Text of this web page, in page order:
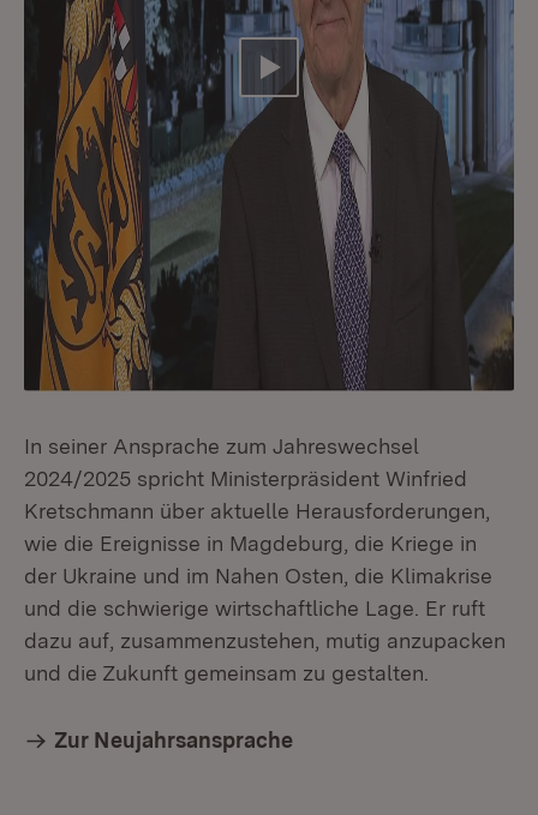
Video abspielen
In seiner Ansprache zum Jahreswechsel
2024/2025 spricht Ministerpräsident Winfried
Kretschmann über aktuelle Herausforderungen,
wie die Ereignisse in Magdeburg, die Kriege in
der Ukraine und im Nahen Osten, die Klimakrise
und die schwierige wirtschaftliche Lage. Er ruft
dazu auf, zusammenzustehen, mutig anzupacken
und die Zukunft gemeinsam zu gestalten.
Zur Neujahrsansprache